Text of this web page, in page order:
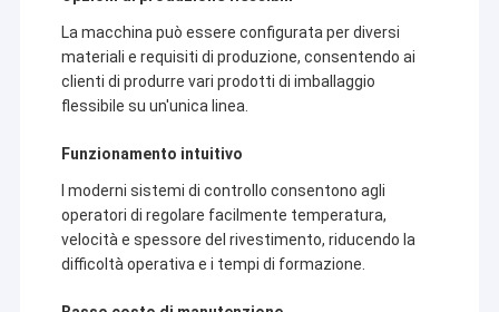
macchina di rivestimento di carta
Il doppio ha parteggiato macchina di laminazione
Pezzi meccanici della laminazione
Macchina del tessuto soffiata colata
La macchina può essere configurata per diversi
materiali e requisiti di produzione, consentendo ai
clienti di produrre vari prodotti di imballaggio
flessibile su un'unica linea.
Funzionamento intuitivo
I moderni sistemi di controllo consentono agli
operatori di regolare facilmente temperatura,
velocità e spessore del rivestimento, riducendo la
difficoltà operativa e i tempi di formazione.
settore della laminazione per estrusione, insieme a più
partner, creeremo un futuro migliore attraverso soluzioni
più intelligenti, più efficienti e più affidabili.